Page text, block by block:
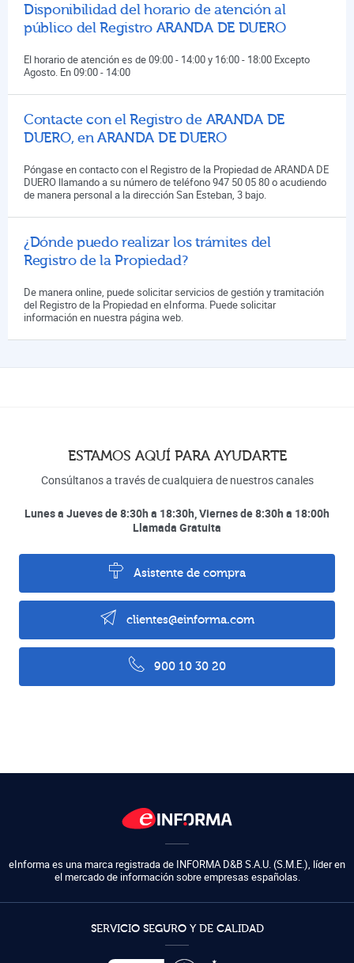
Disponibilidad del horario de atención al
público del Registro ARANDA DE DUERO
El horario de atención es de 09:00 - 14:00 y 16:00 - 18:00 Excepto
Agosto. En 09:00 - 14:00
Contacte con el Registro de ARANDA DE
DUERO, en ARANDA DE DUERO
Póngase en contacto con el Registro de la Propiedad de ARANDA DE
DUERO llamando a su número de teléfono 947 50 05 80 o acudiendo
de manera personal a la dirección San Esteban, 3 bajo.
¿Dónde puedo realizar los trámites del
Registro de la Propiedad?
De manera online, puede solicitar servicios de gestión y tramitación
del Registro de la Propiedad en eInforma. Puede solicitar
información en nuestra página web.
ESTAMOS AQUÍ PARA AYUDARTE
Consúltanos a través de cualquiera de nuestros canales
Lunes a Jueves de 8:30h a 18:30h, Viernes de 8:30h a 18:00h
Llamada Gratuita
Asistente de compra
clientes@einforma.com
900 10 30 20
eInforma es una marca registrada de INFORMA D&B S.A.U. (S.M.E.), líder en
el mercado de información sobre empresas españolas.
SERVICIO SEGURO Y DE CALIDAD